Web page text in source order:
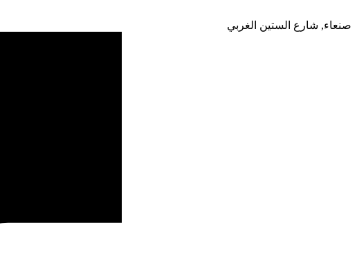
صنعاء, شارع الستين الغربي